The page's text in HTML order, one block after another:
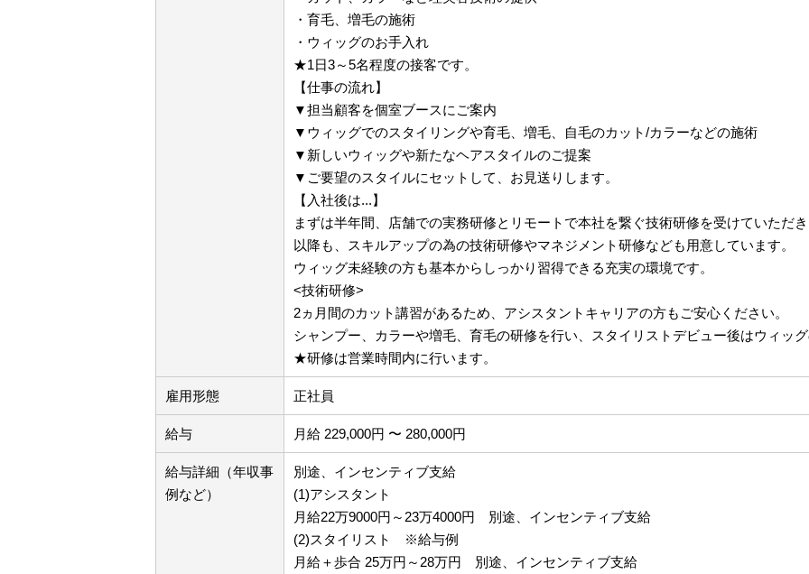
・育毛、増毛の施術
・ウィッグのお手入れ
★1日3～5名程度の接客です。
【仕事の流れ】
▼担当顧客を個室ブースにご案内
▼ウィッグでのスタイリングや育毛、増毛、自毛のカット/カラーなどの施術
▼新しいウィッグや新たなヘアスタイルのご提案
▼ご要望のスタイルにセットして、お見送りします。
【入社後は...】
まずは半年間、店舗での実務研修とリモートで本社を繋ぐ技術研修を受けていただ
以降も、スキルアップの為の技術研修やマネジメント研修なども用意しています。
ウィッグ未経験の方も基本からしっかり習得できる充実の環境です。
<技術研修>
2ヵ月間のカット講習があるため、アシスタントキャリアの方もご安心ください。
シャンプー、カラーや増毛、育毛の研修を行い、スタイリストデビュー後はウィッ
★研修は営業時間内に行います。
雇用形態 正社員
給与 月給 229,000円 〜 280,000円
給与詳細（年収事
例など）
別途、インセンティブ支給
(1)アシスタント
月給22万9000円～23万4000円 別途、インセンティブ支給
(2)スタイリスト ※給与例
月給＋歩合 25万円～28万円 別途、インセンティブ支給